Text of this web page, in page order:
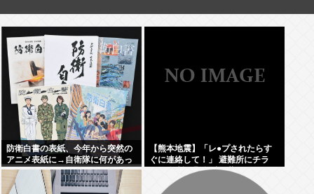
防衛白書の表紙、今年から突然の
アニメ表紙に→自衛隊に何があっ
たのか。
【熊本地震】「レ●プされたらす
ぐに連絡して！」 避難所にチラ
シ。 無料で緊急避妊薬を届けるシ
ステムを実現へ